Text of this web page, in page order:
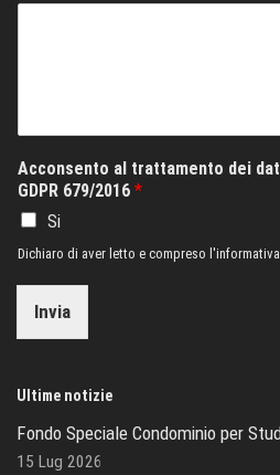
Acconsento al trattamento dei
GDPR 679/2016 *
Si
Dichiaro di aver letto e compreso
Invia
Ultime notizie
Fondo Speciale Condominio per
15 Lug 2026